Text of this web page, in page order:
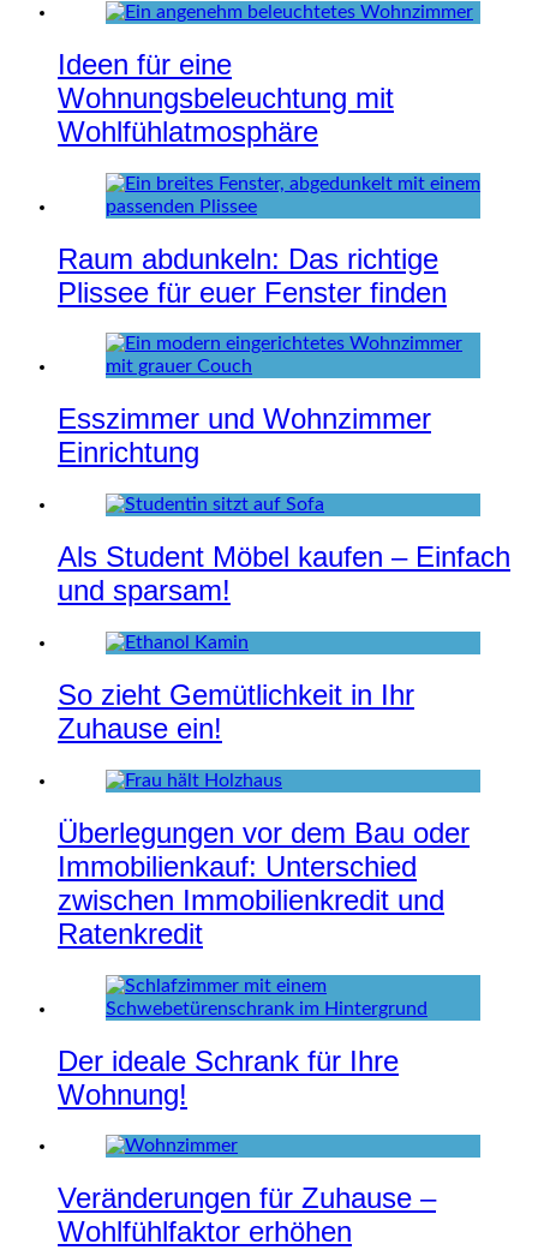
Ideen für eine
Wohnungsbeleuchtung mit
Wohlfühlatmosphäre
Raum abdunkeln: Das richtige
Plissee für euer Fenster finden
Esszimmer und Wohnzimmer
Einrichtung
Als Student Möbel kaufen – Einfach
und sparsam!
So zieht Gemütlichkeit in Ihr
Zuhause ein!
Überlegungen vor dem Bau oder
Immobilienkauf: Unterschied
zwischen Immobilienkredit und
Ratenkredit
Der ideale Schrank für Ihre
Wohnung!
Veränderungen für Zuhause –
Wohlfühlfaktor erhöhen